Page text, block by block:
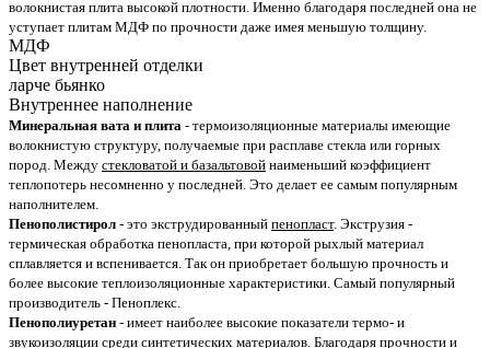
волокнистая плита высокой плотности. Именно благодаря последней она не
уступает плитам МДФ по прочности даже имея меньшую толщину.
МДФ
Цвет внутренней отделки
ларче бьянко
Внутреннее наполнение
Минеральная вата и плита - термоизоляционные материалы имеющие
волокнистую структуру, получаемые при расплаве стекла или горных
пород. Между стекловатой и базальтовой наименьший коэффициент
теплопотерь несомненно у последней. Это делает ее самым популярным
наполнителем.
Пенополистирол - это экструдированный пенопласт. Экструзия -
термическая обработка пенопласта, при которой рыхлый материал
сплавляется и вспенивается. Так он приобретает большую прочность и
более высокие теплоизоляционные характеристики. Самый популярный
производитель - Пеноплекс.
Пенополиуретан - имеет наиболее высокие показатели термо- и
звукоизоляции среди синтетических материалов. Благодаря прочности и